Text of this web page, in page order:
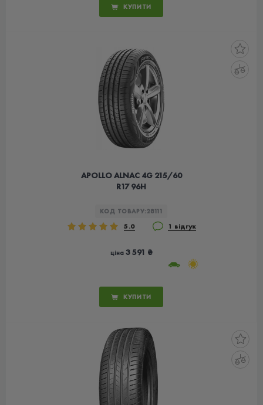
КУПИТИ
APOLLO ALNAC 4G 215/60
R17 96H
КОД ТОВАРУ:28111
5.0 1 відгук
ціна3 591 ₴
КУПИТИ